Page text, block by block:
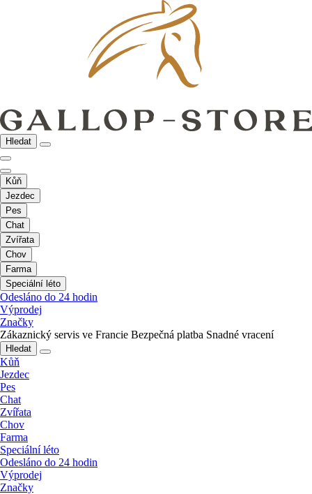
Hledat
Kůň
Jezdec
Pes
Chat
Zvířata
Chov
Farma
Speciální léto
Odesláno do 24 hodin
Výprodej
Značky
Zákaznický servis ve Francie Bezpečná platba Snadné vracení
Hledat
Kůň
Jezdec
Pes
Chat
Zvířata
Chov
Farma
Speciální léto
Odesláno do 24 hodin
Výprodej
Značky